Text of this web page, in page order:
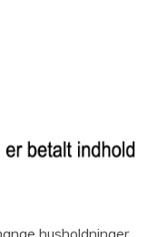
husholdninger.